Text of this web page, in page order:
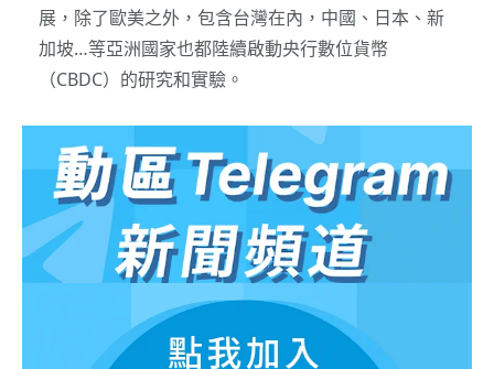
展，除了歐美之外，包含台灣在內，中國、日本、新
加坡…等亞洲國家也都陸續啟動央行數位貨幣
（CBDC）的研究和實驗。